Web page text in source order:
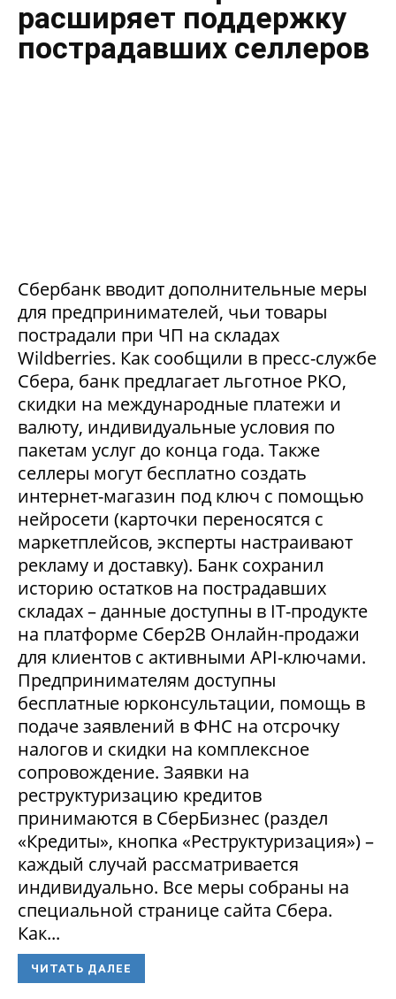
расширяет поддержку
пострадавших селлеров
Сбербанк вводит дополнительные меры
для предпринимателей, чьи товары
пострадали при ЧП на складах
Wildberries. Как сообщили в пресс-службе
Сбера, банк предлагает льготное РКО,
скидки на международные платежи и
валюту, индивидуальные условия по
пакетам услуг до конца года. Также
селлеры могут бесплатно создать
интернет-магазин под ключ с помощью
нейросети (карточки переносятся с
маркетплейсов, эксперты настраивают
рекламу и доставку). Банк сохранил
историю остатков на пострадавших
складах – данные доступны в IT-продукте
на платформе Сбер2В Онлайн-продажи
для клиентов с активными API-ключами.
Предпринимателям доступны
бесплатные юрконсультации, помощь в
подаче заявлений в ФНС на отсрочку
налогов и скидки на комплексное
сопровождение. Заявки на
реструктуризацию кредитов
принимаются в СберБизнес (раздел
«Кредиты», кнопка «Реструктуризация») –
каждый случай рассматривается
индивидуально. Все меры собраны на
специальной странице сайта Сбера.
Как...
ЧИТАТЬ ДАЛЕЕ